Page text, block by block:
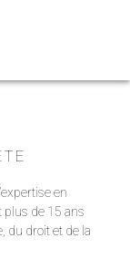
en
plus de 15 ans
du droit et de la